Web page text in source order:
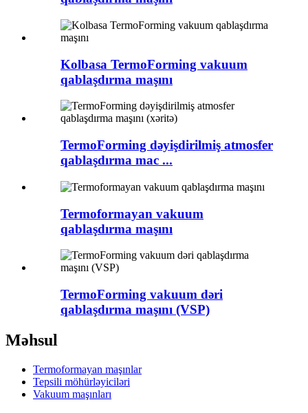
Kolbasa TermoForming vakuum
qablaşdırma maşını
TermoForming dəyişdirilmiş atmosfer
qablaşdırma mac ...
Termoformayan vakuum
qablaşdırma maşını
TermoForming vakuum dəri
qablaşdırma maşını (VSP)
Məhsul
Termoformayan maşınlar
Tepsili möhürləyiciləri
Vakuum maşınları